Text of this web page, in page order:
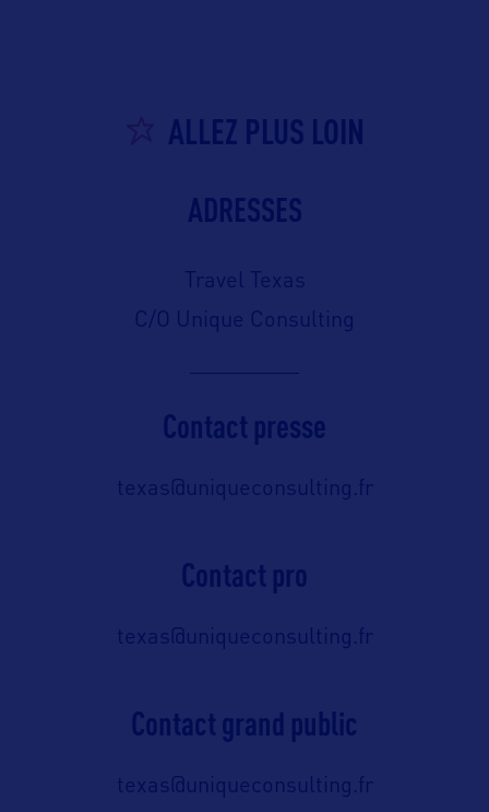
ALLEZ PLUS LOIN
ADRESSES
Travel Texas
C/O Unique Consulting
Contact presse
texas@uniqueconsulting.fr
Contact pro
texas@uniqueconsulting.fr
Contact grand public
texas@uniqueconsulting.fr